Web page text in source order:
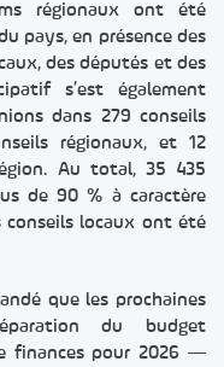
régionaux ont été
pays, en présence des
des députés et des
s’est également
dans 279 conseils
régionaux, et 12
Au total, 35 435
de 90 % à caractère
conseils locaux ont été
que les prochaines
du budget
finances pour 2026 —